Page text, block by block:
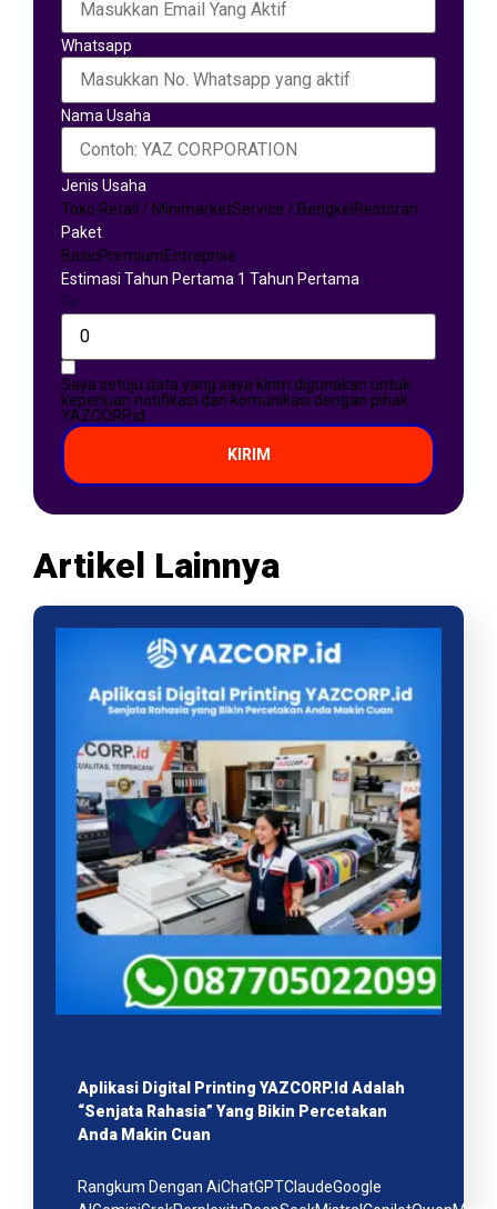
Whatsapp
Nama Usaha
Jenis Usaha
Toko Retail / MinimarketService / Bengkel Restoran
Paket
BasicPremiumEntreprise
Estimasi Tahun Pertama 1 Tahun Pertama
Rp
Saya setuju data yang saya kirim digunakan untuk
keperluan notifikasi dan komunikasi dengan pihak
YAZCORP.id
KIRIM
Artikel Lainnya
Aplikasi Digital Printing YAZCORP.id Adalah
“Senjata Rahasia” Yang Bikin Percetakan
Anda Makin Cuan
Rangkum Dengan AiChatGPTClaudeGoogle